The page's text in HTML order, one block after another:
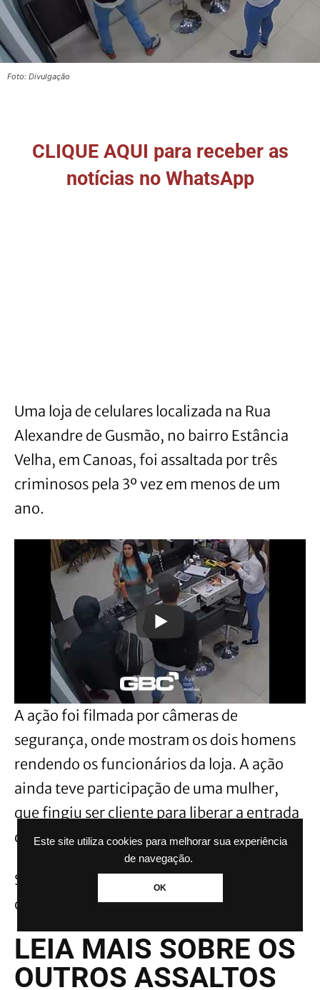
Este site utiliza cookies para melhorar sua experiência
de navegação.
OK
Foto: Divulgação
CLIQUE AQUI para receber as
notícias no WhatsApp
Uma loja de celulares localizada na Rua
Alexandre de Gusmão, no bairro Estância
Velha, em Canoas, foi assaltada por três
criminosos pela 3º vez em menos de um
ano.
A ação foi filmada por câmeras de
segurança, onde mostram os dois homens
rendendo os funcionários da loja. A ação
ainda teve participação de uma mulher,
que fingiu ser cliente para liberar a entrada
dos comparsas.
Segundo informações, foram roubados
celulares e uma quantia em dinheiro.
LEIA MAIS SOBRE OS
OUTROS ASSALTOS